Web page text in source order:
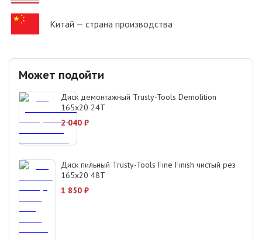
Китай — страна производства
Может подойти
Диск демонтажный Trusty-Tools Demolition
165х20 24T
2 040 ₽
Диск пильный Trusty-Tools Fine Finish чистый рез
165х20 48T
1 850 ₽